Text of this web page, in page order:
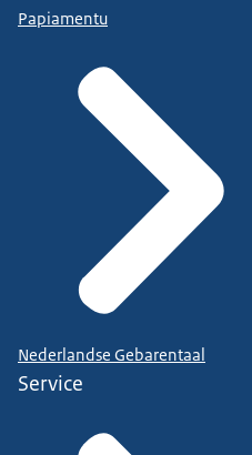
Papiamentu
Nederlandse Gebarentaal
Service